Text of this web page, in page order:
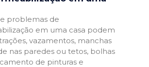
problemas de
em uma casa podem
vazamentos, manchas
nas paredes ou tetos, bolhas
de pinturas e